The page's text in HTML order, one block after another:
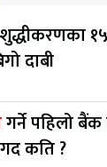
१५
दाबी
गर्ने पहिलो
कति ?